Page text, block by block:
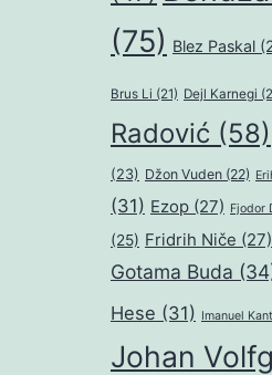
(75) Blez Paskal
Brus Li (21) Dejl Karnegi
Radović (58)
(23) Džon Vuden (22)
(31) Ezop (27) Fjodor
(25) Fridrih Niče (27)
Gotama Buda
Hese (31) Imanuel Kant
Johan